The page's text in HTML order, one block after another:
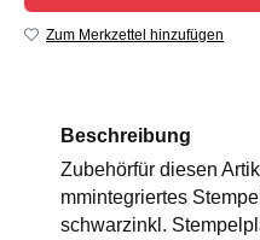
Zum Merkzettel hinzufügen
Beschreibung
Zubehörfür diesen
mmintegriertes
schwarzinkl.